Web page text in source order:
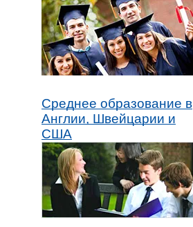
Среднее образование в
Англии, Швейцарии и
США